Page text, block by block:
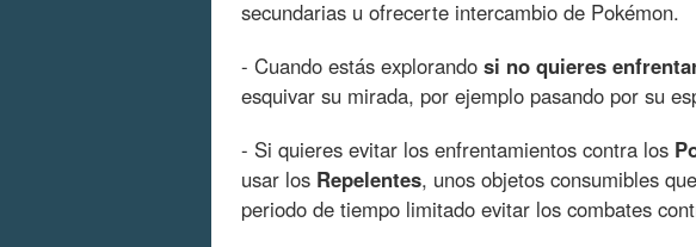
secundarias u ofrecerte intercambio de Pokémon.
- Cuando estás explorando si no quieres
esquivar su mirada, por ejemplo pasando por su
- Si quieres evitar los enfrentamientos contra los
usar los Repelentes, unos objetos consumibles
periodo de tiempo limitado evitar los combates